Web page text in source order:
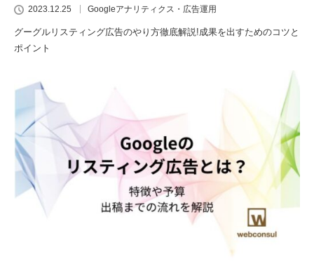
2023.12.25 Googleアナリティクス・広告運用
グーグルリスティング広告のやり方徹底解説!成果を出すためのコツと
ポイント